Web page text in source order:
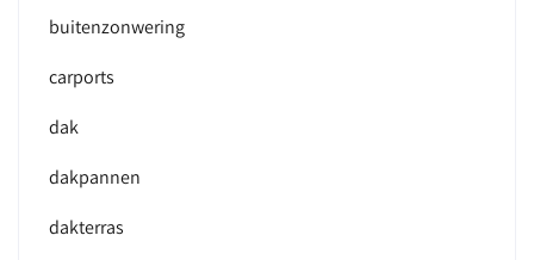
buitenzonwering
carports
dak
dakpannen
dakterras